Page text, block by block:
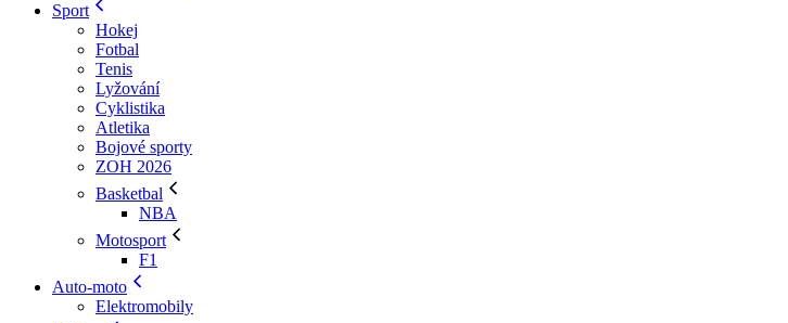
Sport
Hokej
Fotbal
Tenis
Lyžování
Cyklistika
Atletika
Bojové sporty
ZOH 2026
Basketbal
NBA
Motosport
F1
Auto-moto
Elektromobily